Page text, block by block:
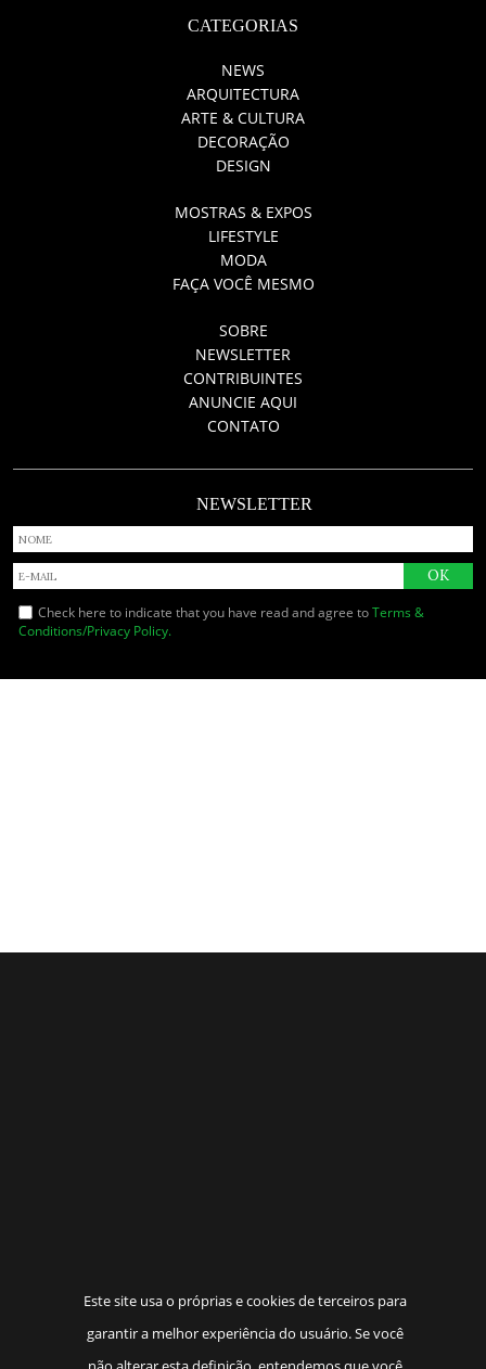
Este site usa o próprias e cookies de terceiros para
garantir a melhor experiência do usuário. Se você
CATEGORIAS
NEWS
ARQUITECTURA
ARTE & CULTURA
DECORAÇÃO
DESIGN
MOSTRAS & EXPOS
LIFESTYLE
MODA
FAÇA VOCÊ MESMO
SOBRE
NEWSLETTER
CONTRIBUINTES
ANUNCIE AQUI
CONTATO
NEWSLETTER
Check here to indicate that you have read and agree toTerms &
Conditions/Privacy Policy.